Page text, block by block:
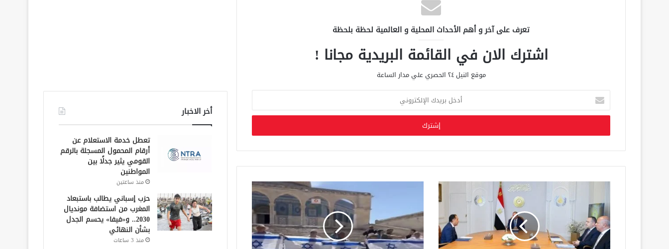
تعرف على آخر و أهم الأحداث المحلية و العالمية لحظة بلحظة
اشترك الان في القائمة البريدية مجانا !
موقع النيل ٢٤ الحصري علي مدار الساعة
خ
ب
د
ك
إ
ل
ك
ت
أخر الاخبار
تعطل خدمة الاستعلام عن
أرقام المحمول المسجلة بالرقم
القومي يثير جدلًا بين
المواطنين
منذ ساعتين
حزب إسباني يطالب باستبعاد
المغرب من استضافة مونديال
2030.. و«فيفا» يحسم الجدل
بشأن النهائي
منذ 3 ساعات